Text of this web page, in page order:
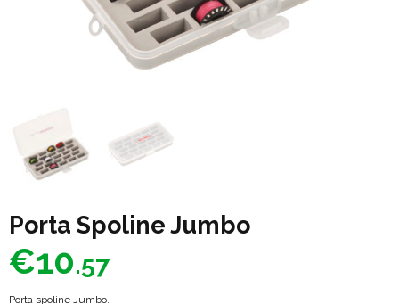
Porta Spoline Jumbo
€10.57
Porta spoline Jumbo.